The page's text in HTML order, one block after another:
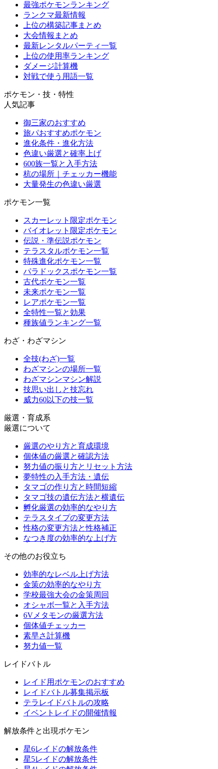
最強ポケモンランキング
ランクマ最新情報
上位の構築記事まとめ
大会情報まとめ
最新レンタルパーティ一覧
上位の使用率ランキング
ダメージ計算機
対戦で使う用語一覧
ポケモン・技・特性
人気記事
御三家のおすすめ
旅パおすすめポケモン
進化条件・進化方法
色違い厳選と確率上げ
600族一覧と入手方法
杭の場所｜チェッカー機能
大量発生の色違い厳選
ポケモン一覧
スカーレット限定ポケモン
バイオレット限定ポケモン
伝説・準伝説ポケモン
テラスタルポケモン一覧
特殊進化ポケモン一覧
パラドックスポケモン一覧
古代ポケモン一覧
未来ポケモン一覧
レアポケモン一覧
全特性一覧と効果
種族値ランキング一覧
わざ・わざマシン
全技(わざ)一覧
わざマシンの場所一覧
わざマシンマシン解説
技思い出しと技忘れ
威力60以下の技一覧
厳選・育成系
厳選について
厳選のやり方と育成環境
個体値の厳選と確認方法
努力値の振り方とリセット方法
夢特性の入手方法・遺伝
タマゴの作り方と時間短縮
タマゴ技の遺伝方法と横遺伝
孵化厳選の効率的なやり方
テラスタイプの変更方法
性格の変更方法と性格補正
なつき度の効率的な上げ方
その他のお役立ち
効率的なレベル上げ方法
金策の効率的なやり方
学校最強大会の金策周回
オシャボ一覧と入手方法
6Vメタモンの厳選方法
個体値チェッカー
素早さ計算機
努力値一覧
レイドバトル
レイド用ポケモンのおすすめ
レイドバトル募集掲示板
テラレイドバトルの攻略
イベントレイドの開催情報
解放条件と出現ポケモン
星6レイドの解放条件
星5レイドの解放条件